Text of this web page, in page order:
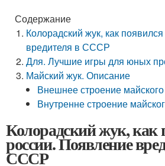
Содержание
Колорадский жук, как
вредителя в СССР
Для. Лучшие игры для юных
Майский жук. Описание
Внешнее строение
Внутренне строение
Колорадский жук, как
россии. Появление
СССР